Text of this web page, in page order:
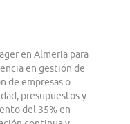
en Almería para
en gestión de
de empresas o
presupuestos y
del 35% en